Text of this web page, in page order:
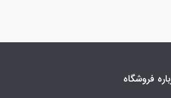
فروشگاه